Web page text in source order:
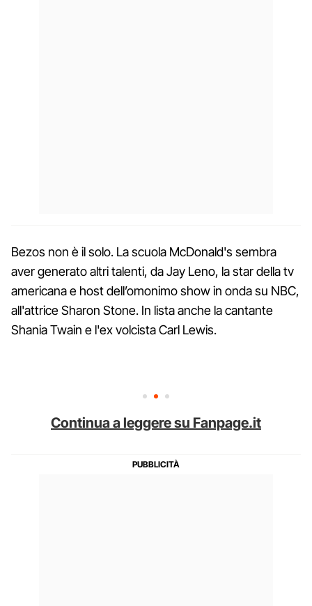
Bezos non è il solo. La scuola McDonald's sembra
aver generato altri talenti, da Jay Leno, la star della tv
americana e host dell’omonimo show in onda su NBC,
all'attrice Sharon Stone. In lista anche la cantante
Shania Twain e l'ex volcista Carl Lewis.
Continua a leggere su Fanpage.it